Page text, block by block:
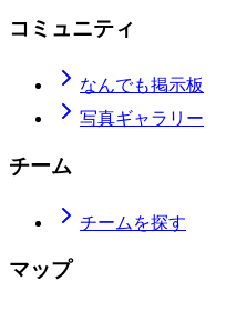
コミュニティ
なんでも掲示板
写真ギャラリー
チーム
チームを探す
マップ